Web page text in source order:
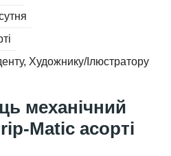
Художнику/Ілюстратору
механічний
Matic асорті